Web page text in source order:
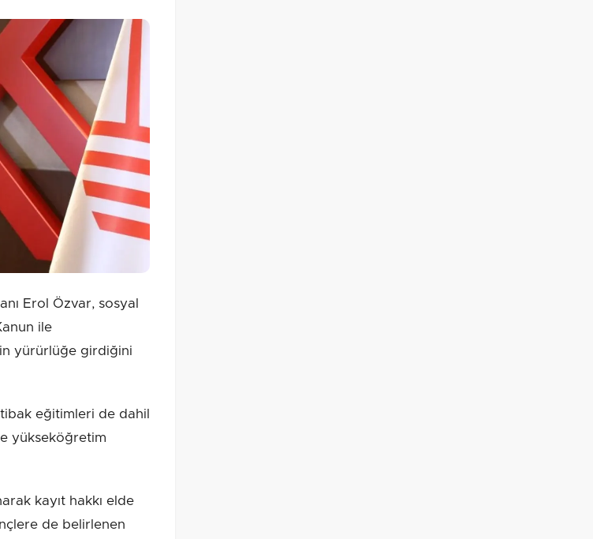
Erol Özvar, sosyal
ile
yürürlüğe girdiğini
eğitimleri de dahil
yükseköğretim
kayıt hakkı elde
de belirlenen